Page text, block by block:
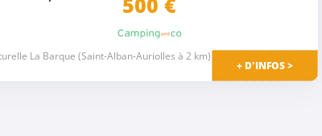
La Barque (Saint-Alban-Auriolles à 2 km)
+ D'INFOS >